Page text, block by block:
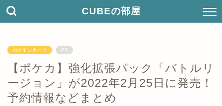
CUBEの部屋
ポケモンカード PR
【ポケカ】強化拡張パック「バトルリ
ージョン」が2022年2月25日に発売！
予約情報などまとめ